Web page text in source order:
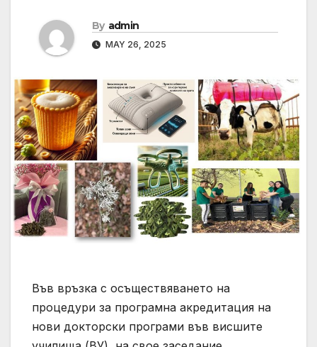
By admin
MAY 26, 2025
Във връзка с осъществяването на
процедури за програмна акредитация на
нови докторски програми във висшите